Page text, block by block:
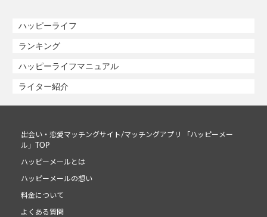
ハッピーライフ
ランキング
ハッピーライフマニュアル
ライター紹介
出会い・恋愛マッチングサイト/マッチングアプリ 「ハッピーメー
ル」TOP
ハッピーメールとは
ハッピーメールの想い
料金について
よくある質問